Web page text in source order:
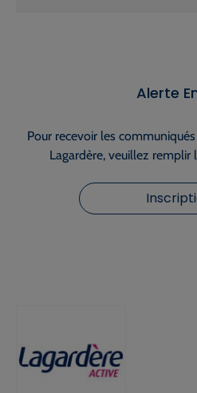
Alerte
Pour recevoir les
Lagardère, veuillez remplir